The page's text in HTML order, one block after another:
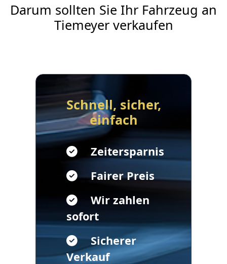
Darum sollten Sie Ihr Fahrzeug an
Tiemeyer verkaufen
Schnell, sicher,
einfach
Zeitersparnis
Fairer Preis
Wir zahlen
sofort
Sicherer
Verkauf